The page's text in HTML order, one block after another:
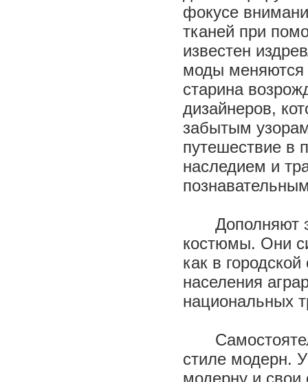
фокусе
тканей при
известен
моды меняются
старина
дизайнеров,
забытым
путешествие в
наследием и
Дополняют
костюмы. Они
как в
населения
национальных
стиле модерн.